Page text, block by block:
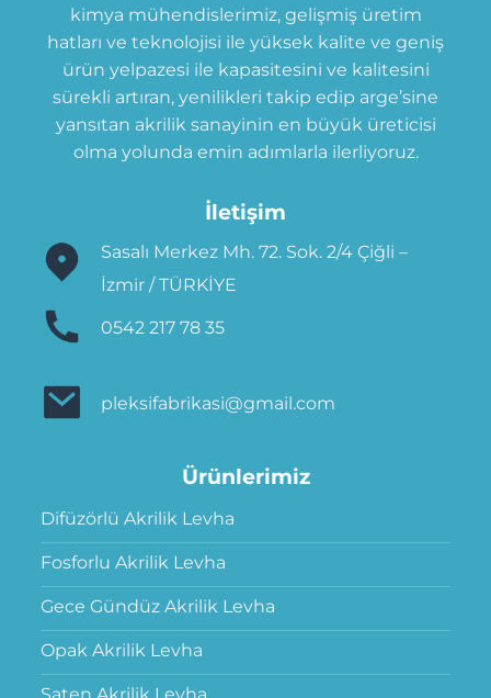
kimya mühendislerimiz, gelişmiş üretim
hatları ve teknolojisi ile yüksek kalite ve geniş
ürün yelpazesi ile kapasitesini ve kalitesini
sürekli artıran, yenilikleri takip edip arge’sine
yansıtan akrilik sanayinin en büyük üreticisi
olma yolunda emin adımlarla ilerliyoruz.
İletişim
Sasalı Merkez Mh. 72. Sok. 2/4 Çiğli –
İzmir / TÜRKİYE
0542 217 78 35
pleksifabrikasi@gmail.com
Ürünlerimiz
Difüzörlü Akrilik Levha
Fosforlu Akrilik Levha
Gece Gündüz Akrilik Levha
Opak Akrilik Levha